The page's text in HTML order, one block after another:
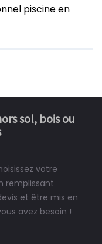
piscine en
sol, bois ou
votre
remplissant
et être mis en
avez besoin !